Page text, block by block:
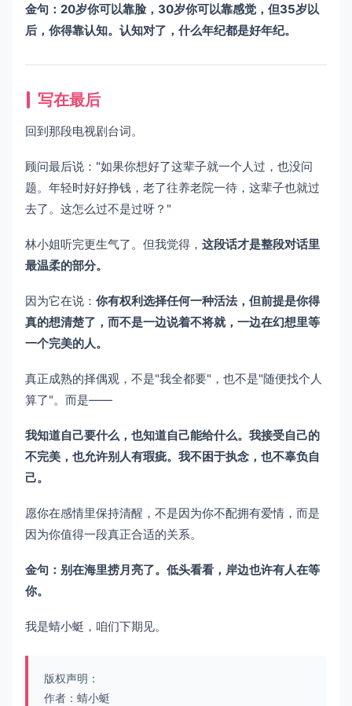
金句：20岁你可以靠脸，30岁你可以靠感觉，但35岁以
后，你得靠认知。认知对了，什么年纪都是好年纪。
写在最后
回到那段电视剧台词。
顾问最后说："如果你想好了这辈子就一个人过，也没问
题。年轻时好好挣钱，老了往养老院一待，这辈子也就过
去了。这怎么过不是过呀？"
林小姐听完更生气了。但我觉得， 这段话才是整段对话里
最温柔的部分。
因为它在说： 你有权利选择任何一种活法，但前提是你得
真的想清楚了，而不是一边说着不将就，一边在幻想里等
一个完美的人。
真正成熟的择偶观，不是"我全都要"，也不是"随便找个人
算了"。而是——
我知道自己要什么，也知道自己能给什么。我接受自己的
不完美，也允许别人有瑕疵。我不困于执念，也不辜负自
己。
愿你在感情里保持清醒，不是因为你不配拥有爱情，而是
因为你值得一段真正合适的关系。
金句：别在海里捞月亮了。低头看看，岸边也许有人在等
你。
我是蜻小蜓，咱们下期见。
版权声明：
作者：蜻小蜓